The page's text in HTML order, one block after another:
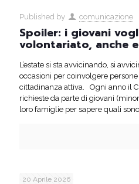
Published by comunicazione
Spoiler: i giovani
volontariato, anche
L’estate si sta avvicinando, si
occasioni per coinvolgere
cittadinanza attiva. Ogni anno il
richieste da parte di giovani
loro famiglie per sapere quali
20 Aprile 2026